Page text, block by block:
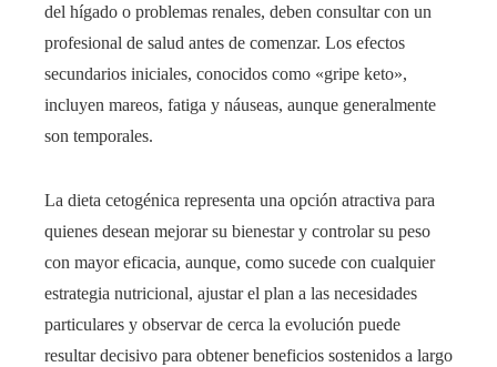
del hígado o problemas renales, deben consultar con un
profesional de salud antes de comenzar. Los efectos
secundarios iniciales, conocidos como «gripe keto»,
incluyen mareos, fatiga y náuseas, aunque generalmente
son temporales.
La dieta cetogénica representa una opción atractiva para
quienes desean mejorar su bienestar y controlar su peso
con mayor eficacia, aunque, como sucede con cualquier
estrategia nutricional, ajustar el plan a las necesidades
particulares y observar de cerca la evolución puede
resultar decisivo para obtener beneficios sostenidos a largo